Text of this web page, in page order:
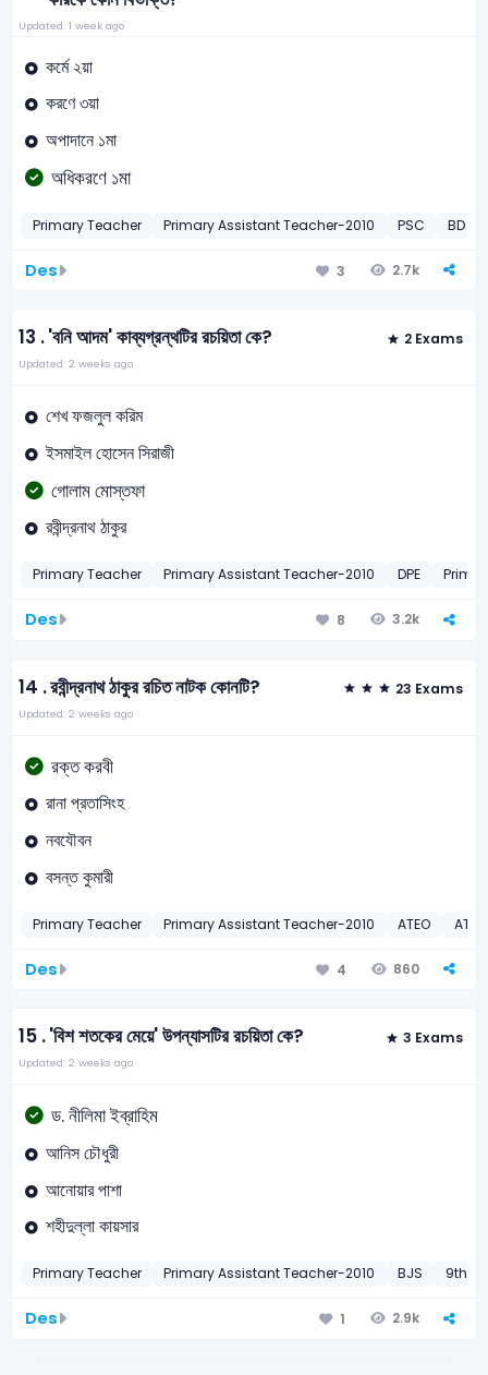
Updated: 1 week ago
কর্মে ২য়া
করণে ৩য়া
অপাদানে ১মা
অধিকরণে ১মা
Primary Teacher Primary Assistant Teacher-2010 PSC BD
Des 3 2.7k
13 .'বনি আদম' কাব্যগ্রন্থটির রচয়িতা কে? 2 Exams
Updated: 2 weeks ago
শেখ ফজলুল করিম
ইসমাইল হোসেন সিরাজী
গোলাম মোস্তফা
রবীন্দ্রনাথ ঠাকুর
Primary Teacher Primary Assistant Teacher-2010 DPE
Des 8 3.2k
14 .রবীন্দ্রনাথ ঠাকুর রচিত নাটক কোনটি? 23 Exams
Updated: 2 weeks ago
রক্ত করবী
রানা প্রতাসিংহ
নবযৌবন
বসন্ত কুমারী
Primary Teacher Primary Assistant Teacher-2010 ATEO
Des 4 860
15 .'বিশ শতকের মেয়ে' উপন্যাসটির রচয়িতা কে? 3 Exams
Updated: 2 weeks ago
ড. নীলিমা ইব্রাহিম
আনিস চৌধুরী
আনোয়ার পাশা
শহীদুল্লা কায়সার
Primary Teacher Primary Assistant Teacher-2010 BJS 9th
Des 1 2.9k